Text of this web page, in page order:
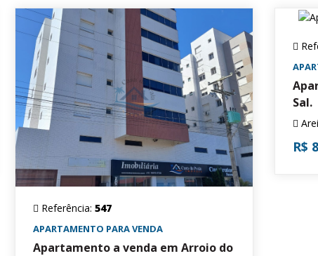
Referência: 547
APARTAMENTO PARA VENDA
Apartamento a venda em Arroio do
Sal.
R$